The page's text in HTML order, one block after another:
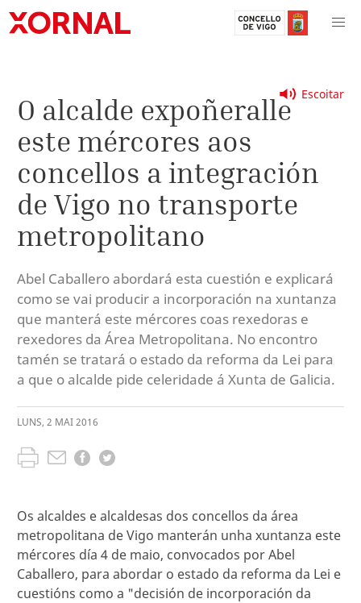
Escoitar
O alcalde expoñeralle
este mércores aos
concellos a integración
de Vigo no transporte
metropolitano
Abel Caballero abordará esta cuestión e explicará
como se vai producir a incorporación na xuntanza
que manterá este mércores coas rexedoras e
rexedores da Área Metropolitana. No encontro
tamén se tratará o estado da reforma da Lei para
a que o alcalde pide celeridade á Xunta de Galicia.
LUNS, 2 MAI2016
Os alcaldes e alcaldesas dos concellos da área
metropolitana de Vigo manterán unha xuntanza este
mércores día 4 de maio, convocados por Abel
Caballero, para abordar o estado da reforma da Lei e
cuestións como a "decisión de incorporación da